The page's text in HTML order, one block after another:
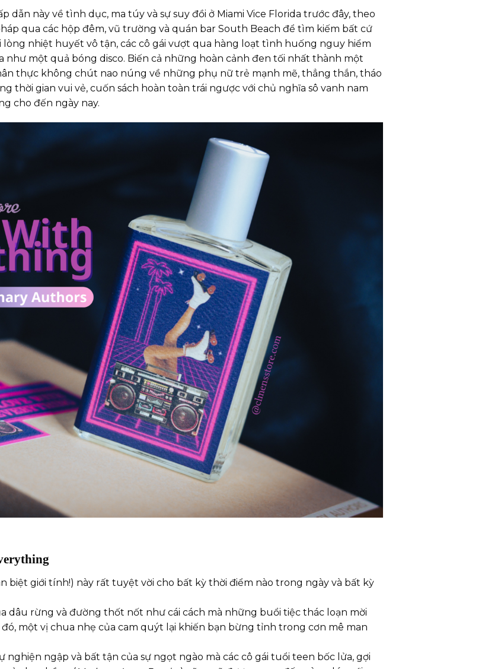
dẫn này về tình dục, ma túy và sự suy đồi ở Miami Vice Florida trước đây, theo
qua các hộp đêm, vũ trường và quán bar South Beach để tìm kiếm bất cứ
nhiệt huyết vô tận, các cô gái vượt qua hàng loạt tình huống nguy hiểm
như một quả bóng disco. Biến cả những hoàn cảnh đen tối nhất thành một
thực không chút nao núng về những phụ nữ trẻ mạnh mẽ, thẳng thắn, tháo
thời gian vui vẻ, cuốn sách hoàn toàn trái ngược với chủ nghĩa sô vanh nam
cho đến ngày nay.
biệt giới tính!) này rất tuyệt vời cho bất kỳ thời điểm nào trong ngày và bất kỳ
dâu rừng và đường thốt nốt như cái cách mà những buổi tiệc thác loạn mời
một vị chua nhẹ của cam quýt lại khiến bạn bừng tỉnh trong cơn mê man
nghiện ngập và bất tận của sự ngọt ngào mà các cô gái tuổi teen bốc lửa, gợi